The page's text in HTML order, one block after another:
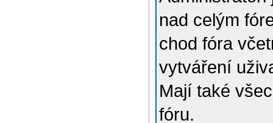
nad celým
chod fóra
vytváření
Mají také
fóru.